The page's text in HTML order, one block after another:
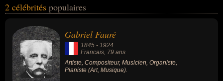
organiste, pianiste ou écrivain. En ce qui concerne leurs
francais ou canadien par exemple.
2 célébrités populaires
Gabriel Fauré
1845 - 1924
Francais, 79 ans
Artiste, Compositeur, Musicien, Organiste,
Pianiste (Art, Musique).